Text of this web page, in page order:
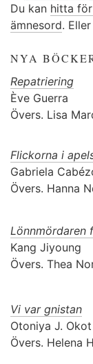
Du kan hitta
ämnesord.
NYA
Repatriering
Ève Guerra
Övers. Lisa
Flickorna i
Gabriela
Övers. Hanna
Lönnmördaren
Kang Jiyoung
Övers. Thea
Vi var gnistan
Otoniya J.
Övers. Helena